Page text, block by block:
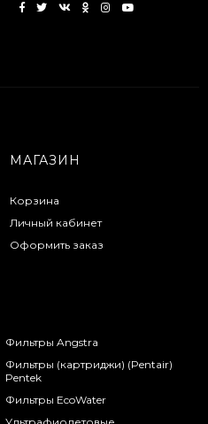
МАГАЗИН
Корзина
Личный кабинет
Оформить заказ
Фильтры Angstra
Фильтры (картриджи) (Pentair)
Pentek
Фильтры EcoWater